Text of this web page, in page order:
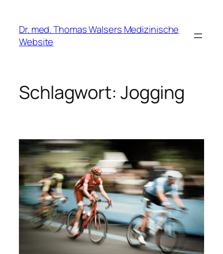
springen
Dr. med. Thomas Walsers Medizinische
Website
Schlagwort: Jogging